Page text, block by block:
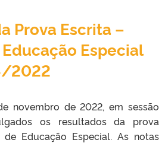
Prova Escrita –
Especial
2022
novembro de 2022, em sessão
os resultados da prova
Educação Especial. As notas